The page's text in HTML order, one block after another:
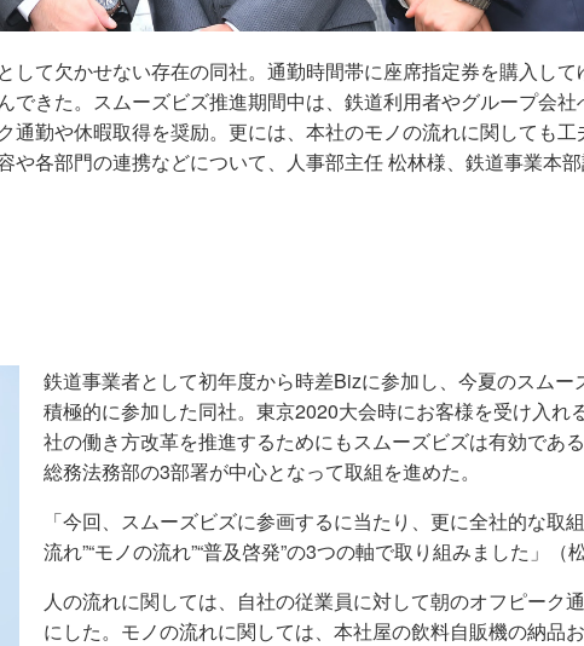
て欠かせない存在の同社。通勤時間帯に座席指定券を購入し
きた。スムーズビズ推進期間中は、鉄道利用者やグループ会
勤や休暇取得を奨励。更には、本社のモノの流れに関しても
各部門の連携などについて、人事部主任 松林様、鉄道事業本
鉄道事業者として初年度から時差Bizに参加し、今夏のスムー
積極的に参加した同社。東京2020大会時にお客様を受け入れ
社の働き方改革を推進するためにもスムーズビズは有効であ
総務法務部の3部署が中心となって取組を進めた。
「今回、スムーズビズに参画するに当たり、更に全社的な取
流れ”“モノの流れ”“普及啓発”の3つの軸で取り組みました」（
人の流れに関しては、自社の従業員に対して朝のオフピーク
にした。モノの流れに関しては、本社屋の飲料自販機の納品